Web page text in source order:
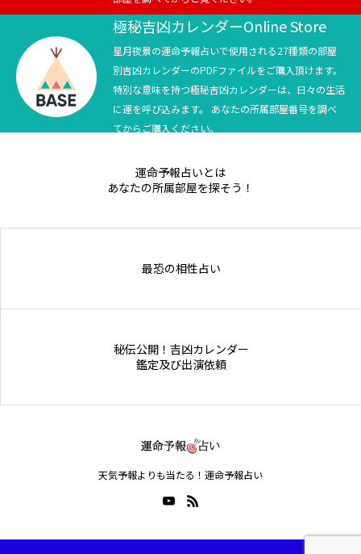
テニス四大大会・五輪
テニス四大大会・五輪
極秘吉凶カレンダーOnline Store
星月夜景の運命予報占いで使用される27種類の部屋
別吉凶カレンダーのPDFファイルをご購入頂けます。
特別な意味を持つ極秘吉凶カレンダーは、日々の生活
に運を呼び込みます。 あなたの所属部屋番号を調べ
てからご購入ください。
運命予報占いとは
あなたの所属部屋を探そう！
最恐の相性占い
秘伝公開！吉凶カレンダー
鑑定及び出演依頼
天気予報よりも当たる！運命予報占い